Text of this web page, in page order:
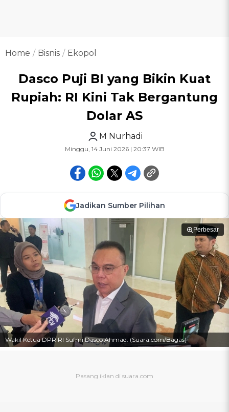
Home Bisnis Ekopol
Dasco Puji BI yang Bikin Kuat
Rupiah: RI Kini Tak Bergantung
Dolar AS
M Nurhadi
Minggu, 14 Juni 2026 | 20:37 WIB
Jadikan Sumber Pilihan
Perbesar
Wakil Ketua DPR RI Sufmi Dasco Ahmad. (Suara.com/Bagas)